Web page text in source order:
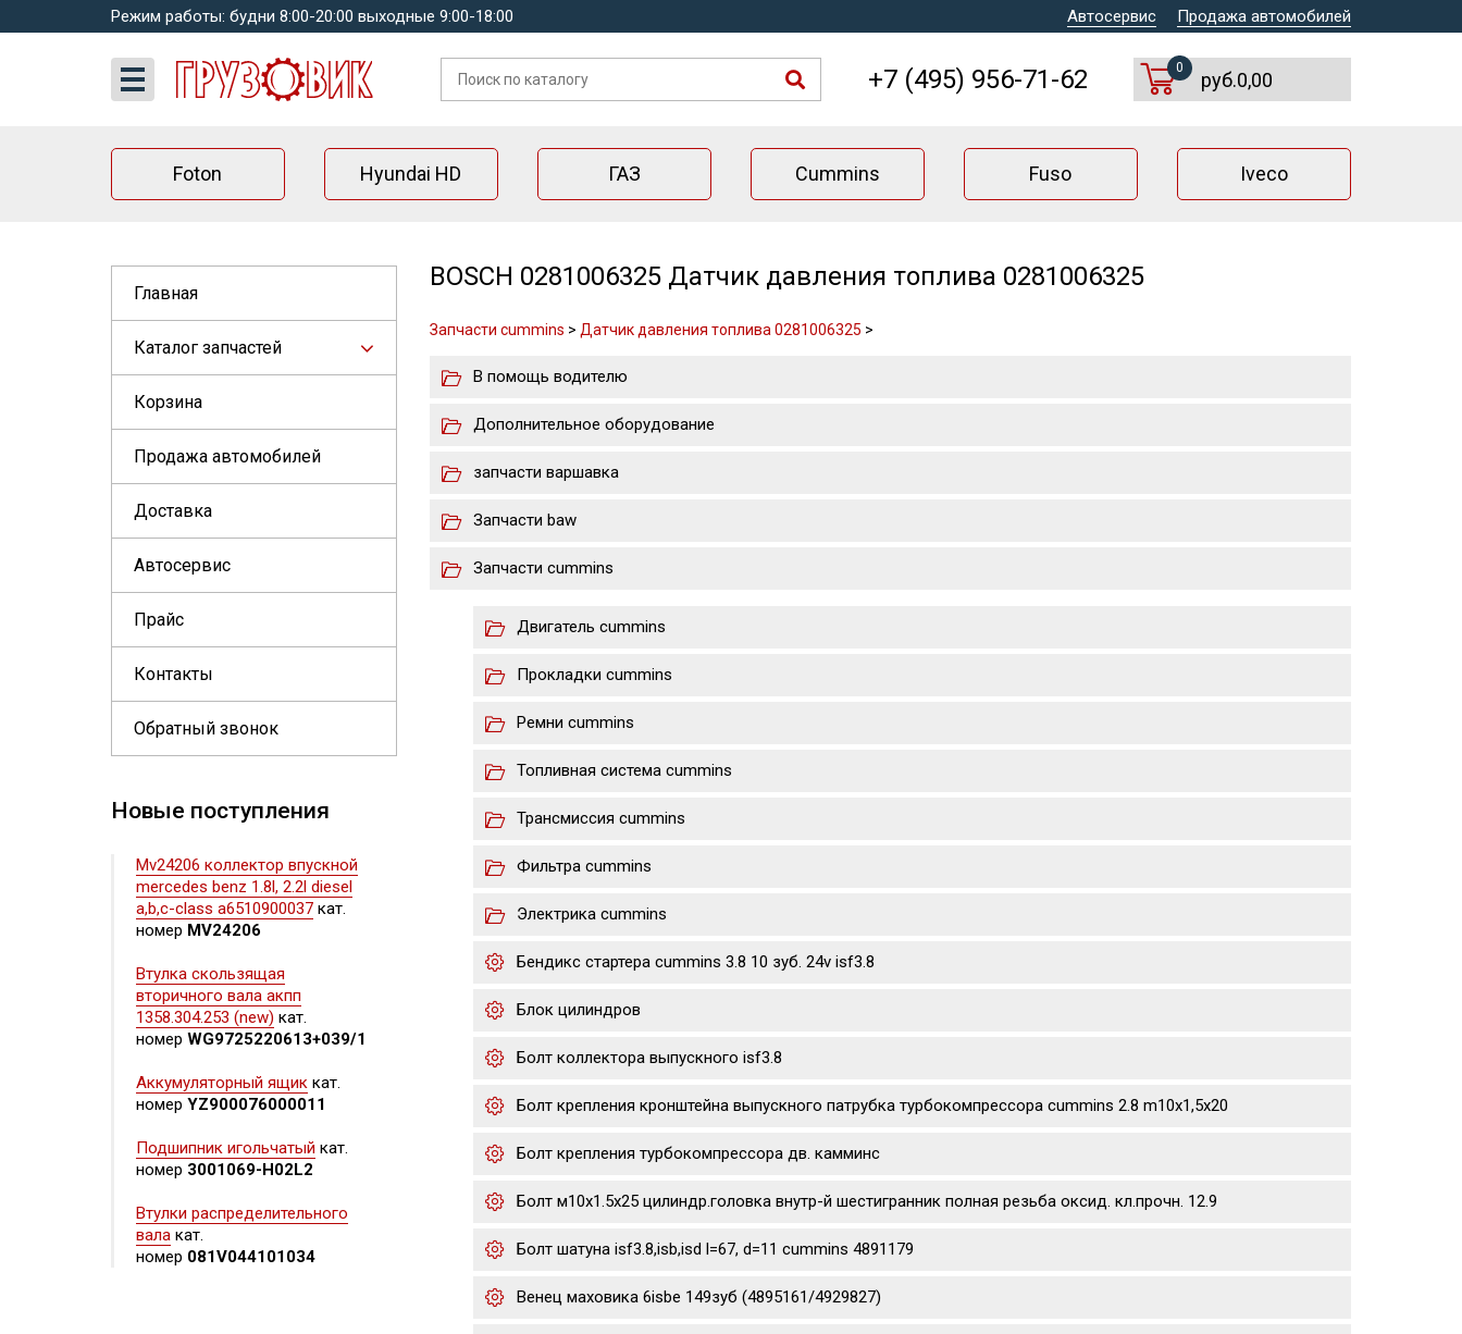
Режим работы: будни 8:00-20:00 выходные 9:00-18:00 Автосервис Продажа автомобилей
+7 (495) 956-71-62 0
руб.0,00
Foton Hyundai HD ГАЗ Cummins Fuso Iveco
Главная
Каталог запчастей
Корзина
Продажа автомобилей
Доставка
Автосервис
Прайс
Контакты
Обратный звонок
Новые поступления
Mv24206 коллектор впускной
mercedes benz 1.8l, 2.2l diesel
a,b,c-class a6510900037 кат.
номер MV24206
Втулка скользящая
вторичного вала акпп
1358.304.253 (new) кат.
номер WG9725220613+039/1
Аккумуляторный ящик кат.
номер YZ900076000011
Подшипник игольчатый кат.
номер 3001069-H02L2
Втулки распределительного
вала кат.
номер 081V044101034
BOSCH 0281006325 Датчик давления топлива 0281006325
Запчасти cummins > Датчик давления топлива 0281006325 >
В помощь водителю
Дополнительное оборудование
запчасти варшавка
Запчасти baw
Запчасти cummins
Двигатель cummins
Прокладки cummins
Ремни cummins
Топливная система cummins
Трансмиссия cummins
Фильтра cummins
Электрика cummins
Бендикс стартера cummins 3.8 10 зуб. 24v isf3.8
Блок цилиндров
Болт коллектора выпускного isf3.8
Болт крепления кронштейна выпускного патрубка турбокомпрессора cummins 2.8 m10х1,5х20
Болт крепления турбокомпрессора дв. камминс
Болт м10х1.5х25 цилиндр.головка внутр-й шестигранник полная резьба оксид. кл.прочн. 12.9
Болт шатуна isf3.8,isb,isd l=67, d=11 cummins 4891179
Венец маховика 6isbe 149зуб (4895161/4929827)